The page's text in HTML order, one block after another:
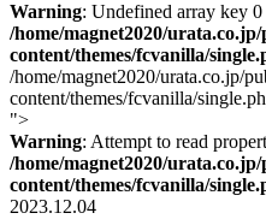
Warning: Undefined array key 0
/home/magnet2020/
content/themes/fcvanilla/
/home/magnet2020/urata.co.jp/
content/themes/fcvanilla/
">
Warning: Attempt to read
/home/magnet2020/
content/themes/fcvanilla/
2023.12.04